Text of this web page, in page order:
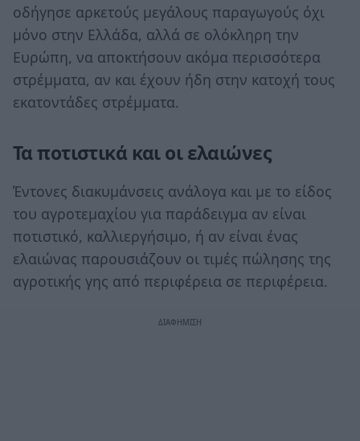
οδήγησε αρκετούς μεγάλους παραγωγούς όχι
μόνο στην Ελλάδα, αλλά σε ολόκληρη την
Ευρώπη, να αποκτήσουν ακόμα περισσότερα
στρέμματα, αν και έχουν ήδη στην κατοχή τους
εκατοντάδες στρέμματα.
Τα ποτιστικά και οι ελαιώνες
Έντονες διακυμάνσεις ανάλογα και με το είδος
του αγροτεμαχίου για παράδειγμα αν είναι
ποτιστικό, καλλιεργήσιμο, ή αν είναι ένας
ελαιώνας παρουσιάζουν οι τιμές πώλησης της
αγροτικής γης από περιφέρεια σε περιφέρεια.